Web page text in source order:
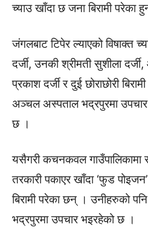
च्याउ खाँदा छ जना बिरामी परेका
जंगलबाट टिपेर ल्याएको विषाक्त
दर्जी, उनकी श्रीमती सुशीला दर्जी,
प्रकाश दर्जी र दुई छोराछोरी
अञ्चल अस्पताल भद्रपुरमा
छ ।
यसैगरी कचनकवल गाउँपालिकामा
तरकारी पकाएर खाँदा ‘फुड
बिरामी परेका छन् । उनीहरुको
भद्रपुरमा उपचार भइरहेको छ ।